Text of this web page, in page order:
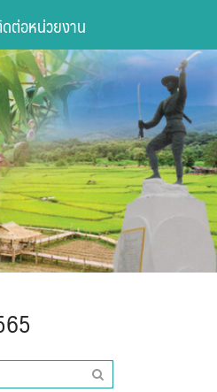
ต่อหน่วยงาน